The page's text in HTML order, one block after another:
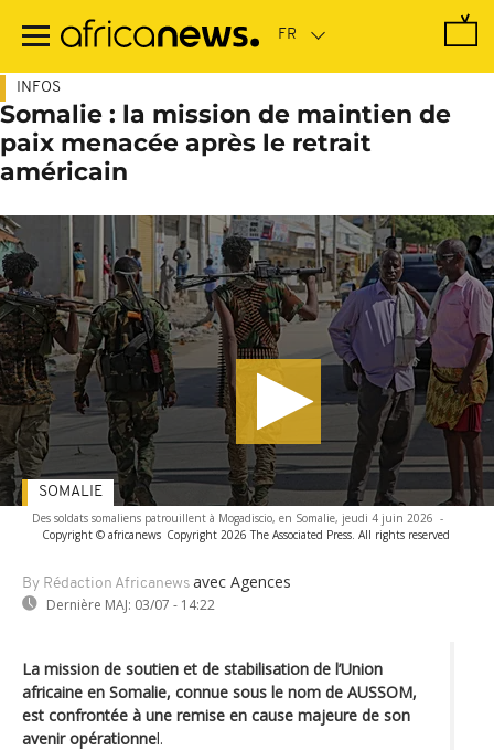
contenu
INFOS
Somalie : la mission de maintien de
paix menacée après le retrait
américain
Des soldats somaliens patrouillent à Mogadiscio, en Somalie, jeudi 4 juin 2026 -
Copyright © africanews Copyright 2026 The Associated Press. All rights reserved
By Rédaction Africanews avec Agences
Dernière MAJ: 03/07 - 14:22
SOMALIE
La mission de soutien et de stabilisation de l’Union
africaine en Somalie, connue sous le nom de AUSSOM,
est confrontée à une remise en cause majeure de son
avenir opérationnel.